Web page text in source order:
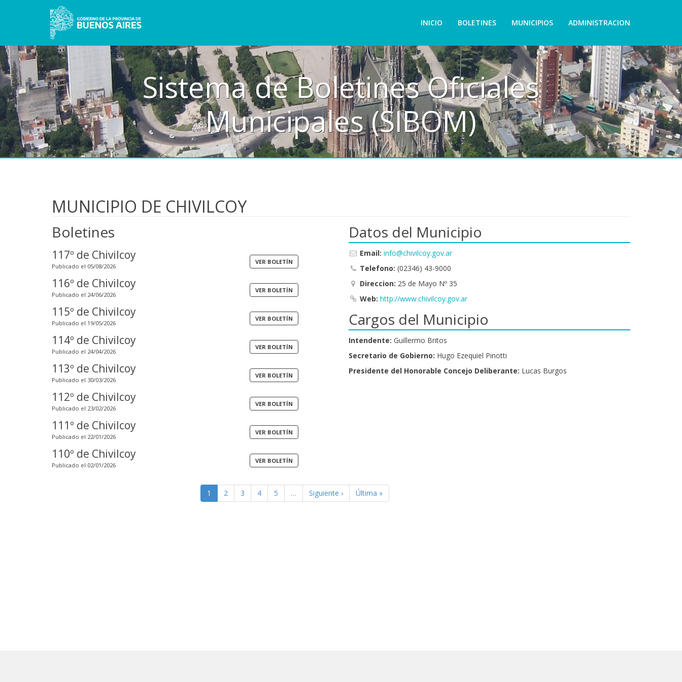
INICIO BOLETINES MUNICIPIOS ADMINISTRACION
Sistema de Boletines Oficiales
Municipales (SIBOM)
MUNICIPIO DE CHIVILCOY
Boletines
117º de Chivilcoy
Publicado el 05/08/2026
116º de Chivilcoy
Publicado el 24/06/2026
115º de Chivilcoy
Publicado el 19/05/2026
114º de Chivilcoy
Publicado el 24/04/2026
113º de Chivilcoy
Publicado el 30/03/2026
112º de Chivilcoy
Publicado el 23/02/2026
111º de Chivilcoy
Publicado el 22/01/2026
110º de Chivilcoy
Publicado el 02/01/2026
Datos del Municipio
Email: info@chivilcoy.gov.ar
Telefono: (02346) 43-9000
Direccion: 25 de Mayo Nº 35
Web: http://www.chivilcoy.gov.ar
Cargos del Municipio
Intendente: Guillermo Britos
Secretario de Gobierno: Hugo Ezequiel Pinotti
Presidente del Honorable Concejo Deliberante: Lucas Burgos
1 2 3 4 5 … Siguiente › Última »